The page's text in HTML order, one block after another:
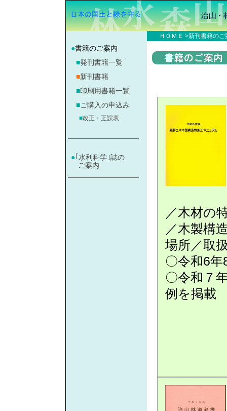
治山・林道・保安林関係既刊書籍ご案内
●書籍のご案内
■発刊書籍一覧
■新刊書籍
■印刷用書籍一覧
■ご購入の申込み
■改正・正誤表
● ｢水利科学｣誌の
ご案内
ＨＯＭＥ >新刊 書籍のご
／木材の
／木製構
場所／取
〇令和6
〇令和７
例を掲載